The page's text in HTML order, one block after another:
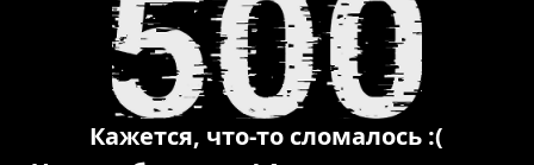
Кажется, что-то сломалось :(